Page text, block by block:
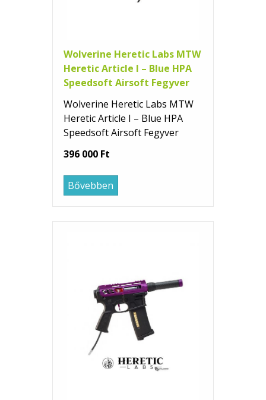
Wolverine Heretic Labs MTW
Heretic Article I – Blue HPA
Speedsoft Airsoft Fegyver
Wolverine Heretic Labs MTW
Heretic Article I – Blue HPA
Speedsoft Airsoft Fegyver
396 000 Ft
Bővebben